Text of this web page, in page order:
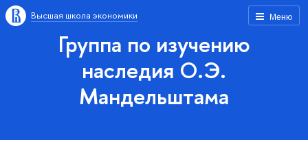
Меню
Высшая школа экономики
Группа по изучению
наследия О.Э.
Мандельштама